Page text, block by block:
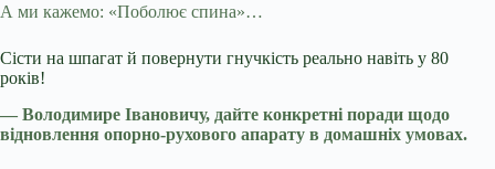
А ми кажемо: «Поболює спина»…
Сісти на шпагат й повернути гнучкість реально навіть у 80
років!
— Володимире Івановичу, дайте конкретні поради щодо
відновлення опорно-рухового апарату в домашніх умовах.